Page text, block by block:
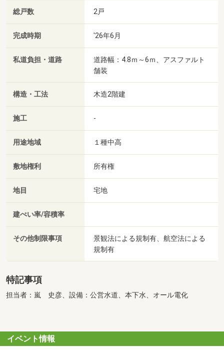
総戸数 2戸
完成時期 '26年6月
私道負担・道路
道路幅：4.8ｍ～6ｍ、アスファルト
舗装
構造・工法 木造2階建
施工 -
用途地域 １種中高
敷地権利 所有権
地目 宅地
建ぺい率/容積率
その他制限事項
景観法による規制有、航空法による
規制有
特記事項
担当者：嵐 史彦、設備：公営水道、本下水、オール電化
イベント情報